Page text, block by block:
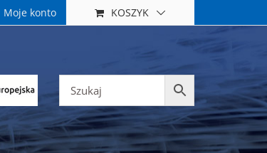
Moje konto KOSZYK